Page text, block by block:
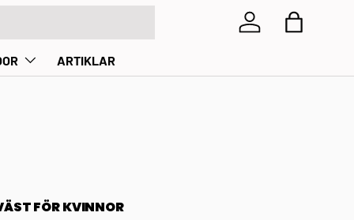
Kundtjänstcenter
Visa
ARTIKLAR
FÖR KVINNOR